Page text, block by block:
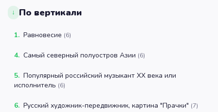
↓ По вертикали
1. Равновесие (6)
4. Самый северный полуостров Азии (6)
5. Популярный российский музыкант XX века или
исполнитель (6)
6. Русский художник-передвижник, картина "Прачки" (7)